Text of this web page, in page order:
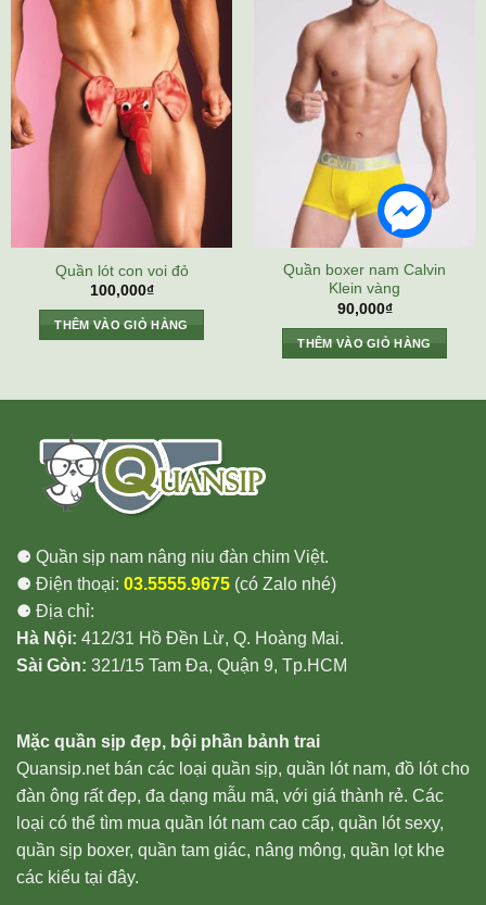
Quần lót con voi đỏ
100,000₫
THÊM VÀO GIỎ HÀNG
Quần boxer nam Calvin
Klein vàng
90,000₫
THÊM VÀO GIỎ HÀNG
⚈ Quần sịp nam nâng niu đàn chim Việt.
⚈ Điện thoại: 03.5555.9675 (có Zalo nhé)
⚈ Địa chỉ:
Hà Nội: 412/31 Hồ Đền Lừ, Q. Hoàng Mai.
Sài Gòn: 321/15 Tam Đa, Quận 9, Tp.HCM
Mặc quần sịp đẹp, bội phần bảnh trai
Quansip.net bán các loại quần sịp, quần lót nam, đồ lót cho
đàn ông rất đẹp, đa dạng mẫu mã, với giá thành rẻ. Các
loại có thể tìm mua quần lót nam cao cấp, quần lót sexy,
quần sịp boxer, quần tam giác, nâng mông, quần lọt khe
các kiểu tại đây.